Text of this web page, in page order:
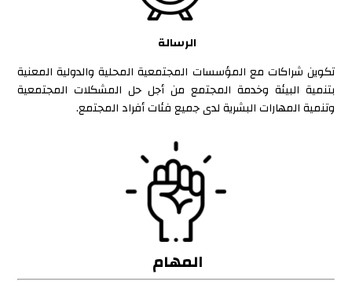
الرسالة
تكوين شراكات مع المؤسسات المجتمعية المحلية والدولية المعنية
بتنمية البيئة وخدمة المجتمع من أجل حل المشكلات المجتمعية
وتنمية المهارات البشرية لدى جميع فئات أفراد المجتمع.
المهام